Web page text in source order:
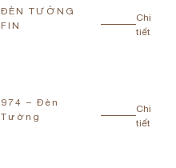
ĐÈN TƯỜNG
FIN
Chi
tiết
974 – Đèn
Tường
Chi
tiết